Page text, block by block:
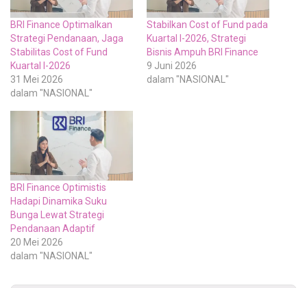
BRI Finance Optimalkan
Strategi Pendanaan, Jaga
Stabilitas Cost of Fund
Kuartal I-2026
31 Mei 2026
dalam "NASIONAL"
Stabilkan Cost of Fund pada
Kuartal I-2026, Strategi
Bisnis Ampuh BRI Finance
9 Juni 2026
dalam "NASIONAL"
BRI Finance Optimistis
Hadapi Dinamika Suku
Bunga Lewat Strategi
Pendanaan Adaptif
20 Mei 2026
dalam "NASIONAL"